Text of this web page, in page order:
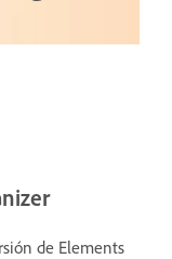
de Elements